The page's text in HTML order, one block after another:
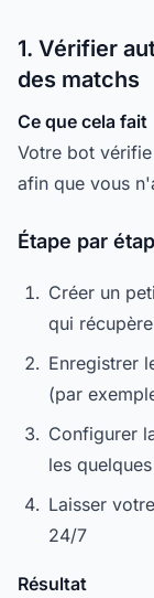
1. Vérifier
des matchs
Ce que cela fait
Votre bot
afin que vous
Étape par
Créer un
qui
Enregistrer
(par
Configurer
les
Laisser
24/7
Résultat